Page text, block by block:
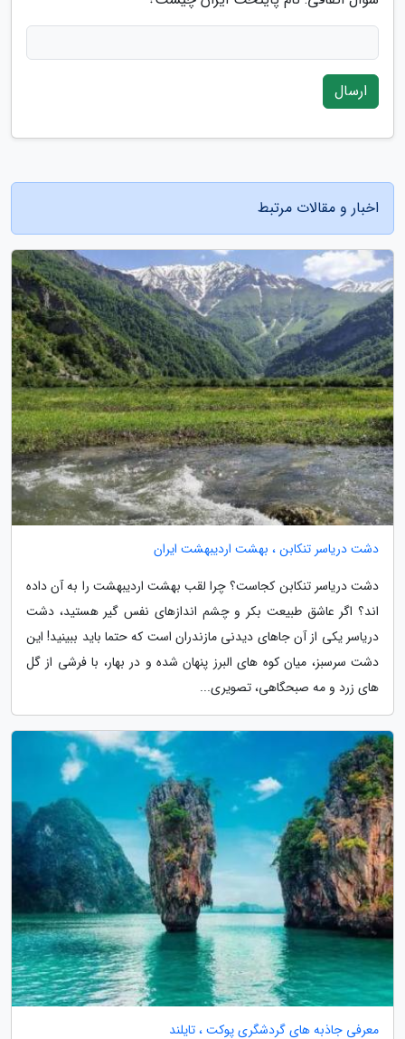
ارسال
اخبار و مقالات مرتبط
دشت دریاسر تنکابن ، بهشت اردیبهشت ایران
دشت دریاسر تنکابن کجاست؟ چرا لقب بهشت اردیبهشت را به آن داده
اند؟ اگر عاشق طبیعت بکر و چشم اندازهای نفس گیر هستید، دشت
دریاسر یکی از آن جاهای دیدنی مازندران است که حتما باید ببینید! این
دشت سرسبز، میان کوه های البرز پنهان شده و در بهار، با فرشی از گل
های زرد و مه صبحگاهی، تصویری...
معرفی جاذبه های گردشگری پوکت ، تایلند